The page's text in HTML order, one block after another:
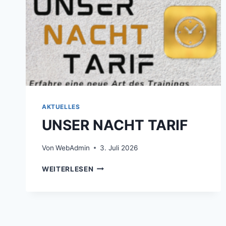
AKTUELLES
UNSER NACHT TARIF
Von WebAdmin 3. Juli 2026
WEITERLESEN UNSER